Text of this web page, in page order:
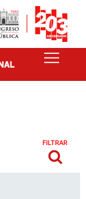
FILTRAR